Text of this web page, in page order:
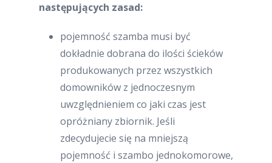
następujących zasad:
pojemność szamba musi być
dokładnie dobrana do ilości ścieków
produkowanych przez wszystkich
domowników z jednoczesnym
uwzględnieniem co jaki czas jest
opróżniany zbiornik. Jeśli
zdecydujecie się na mniejszą
pojemność i szambo jednokomorowe,